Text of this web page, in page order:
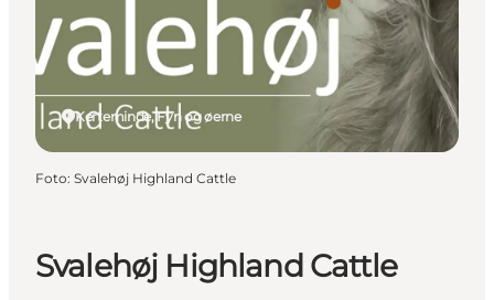
Planlæg din ferie
Det sker
Sommerbus
Svalehøj Highland Cattle
Kerteminde, Fyn og øerne
Foto: Svalehøj Highland Cattle